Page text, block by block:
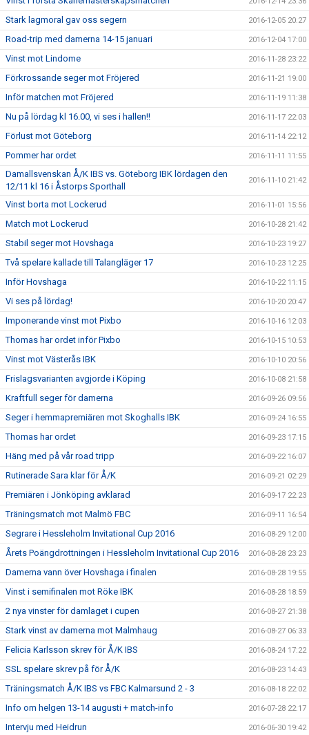
Stark lagmoral gav oss segern 2016-12-05 20:27
Road-trip med damerna 14-15 januari 2016-12-04 17:00
Vinst mot Lindome 2016-11-28 23:22
Förkrossande seger mot Fröjered 2016-11-21 19:00
Inför matchen mot Fröjered 2016-11-19 11:38
Nu på lördag kl 16.00, vi ses i hallen!! 2016-11-17 22:03
Förlust mot Göteborg 2016-11-14 22:12
Pommer har ordet 2016-11-11 11:55
Damallsvenskan Å/K IBS vs. Göteborg IBK lördagen den
12/11 kl 16 i Åstorps Sporthall
2016-11-10 21:42
Vinst borta mot Lockerud 2016-11-01 15:56
Match mot Lockerud 2016-10-28 21:42
Stabil seger mot Hovshaga 2016-10-23 19:27
Två spelare kallade till Talangläger 17 2016-10-23 12:25
Inför Hovshaga 2016-10-22 11:15
Vi ses på lördag! 2016-10-20 20:47
Imponerande vinst mot Pixbo 2016-10-16 12:03
Thomas har ordet inför Pixbo 2016-10-15 10:53
Vinst mot Västerås IBK 2016-10-10 20:56
Frislagsvarianten avgjorde i Köping 2016-10-08 21:58
Kraftfull seger för damerna 2016-09-26 09:56
Seger i hemmapremiären mot Skoghalls IBK 2016-09-24 16:55
Thomas har ordet 2016-09-23 17:15
Häng med på vår road tripp 2016-09-22 16:07
Rutinerade Sara klar för Å/K 2016-09-21 02:29
Premiären i Jönköping avklarad 2016-09-17 22:23
Träningsmatch mot Malmö FBC 2016-09-11 16:54
Segrare i Hessleholm Invitational Cup 2016 2016-08-29 12:00
Årets Poängdrottningen i Hessleholm Invitational Cup 2016 2016-08-28 23:23
Damerna vann över Hovshaga i finalen 2016-08-28 19:55
Vinst i semifinalen mot Röke IBK 2016-08-28 18:59
2 nya vinster för damlaget i cupen 2016-08-27 21:38
Stark vinst av damerna mot Malmhaug 2016-08-27 06:33
Felicia Karlsson skrev för Å/K IBS 2016-08-24 17:22
SSL spelare skrev på för Å/K 2016-08-23 14:43
Träningsmatch Å/K IBS vs FBC Kalmarsund 2 - 3 2016-08-18 22:02
Info om helgen 13-14 augusti + match-info 2016-07-28 22:17
Intervju med Heidrun 2016-06-30 19:42